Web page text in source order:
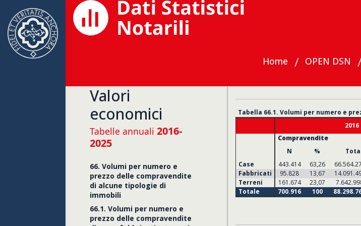
Home OPEN DSN
Valori economici
Valori
economici
Tabelle annuali 2016-
2025
66. Volumi per numero e
prezzo delle compravendite
di alcune tipologie di
immobili
66.1. Volumi per numero e
prezzo delle compravendite
Tabella 66.1. Volumi per numero e
2016
Compravendite
N
%
Case
443.414 63,26
Fabbricati
95.828 13,67
Terreni
161.674 23,07
Totale
700.916 100